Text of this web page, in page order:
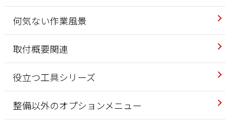
何気ない作業風景
取付概要関連
役立つ工具シリーズ
整備以外のオプションメニュー